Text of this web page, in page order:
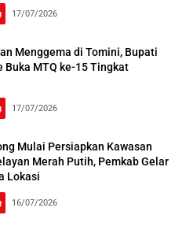
17/07/2026
Menggema di Tomini, Bupati
Buka MTQ ke-15 Tingkat
17/07/2026
Mulai Persiapkan Kawasan
Merah Putih, Pemkab Gelar
Lokasi
16/07/2026